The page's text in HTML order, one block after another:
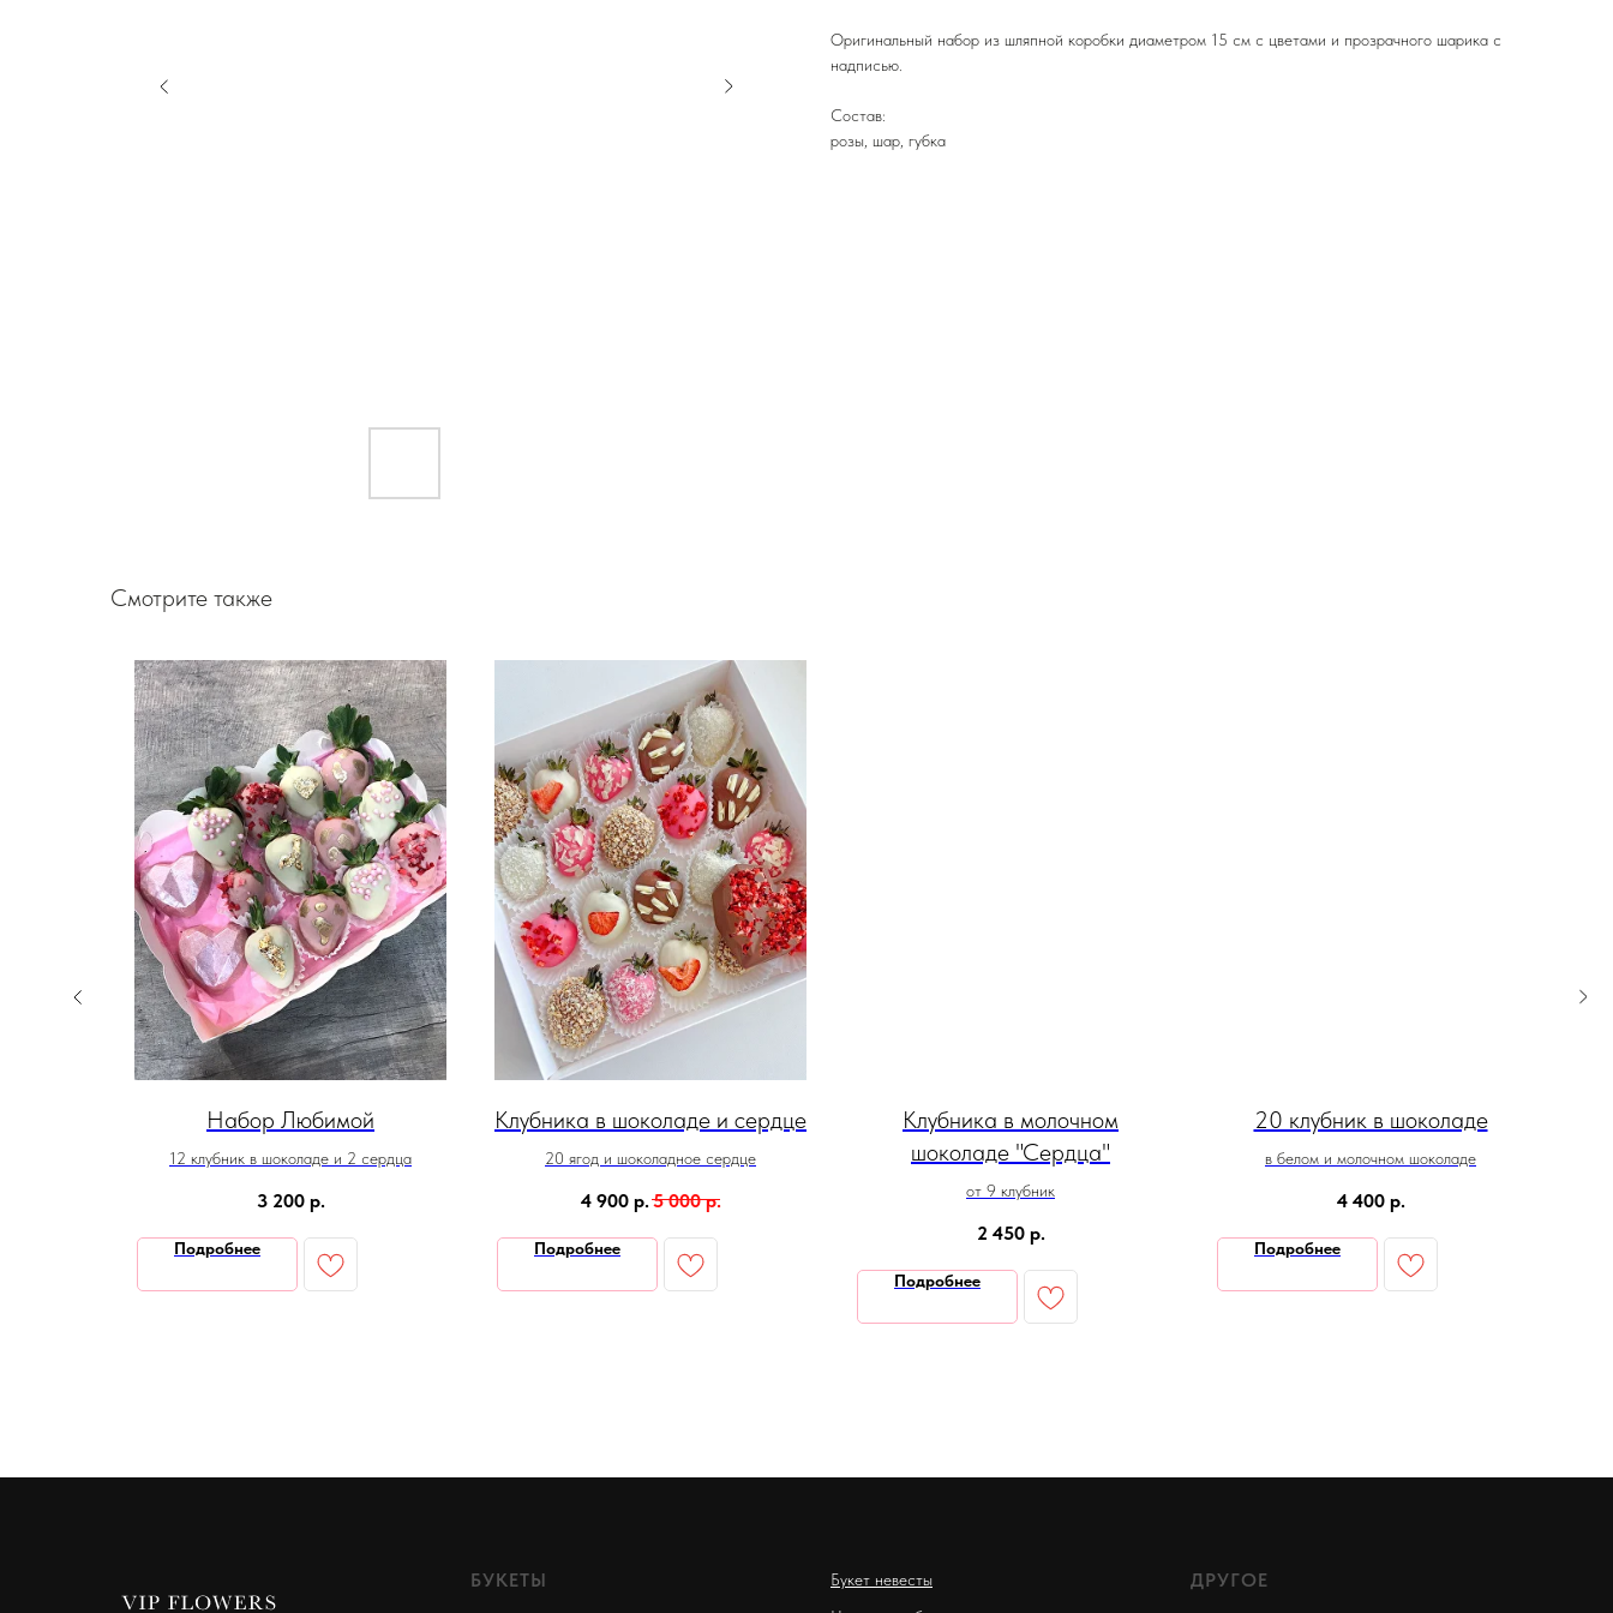
Оригинальный набор из шляпной коробки диаметром 15 см с цветами и прозрачного шарика с
надписью.
Состав:
розы, шар, губка
Смотрите также
Набор Любимой
12 клубник в шоколаде и 2 сердца
3 200 р.
Подробнее
Клубника в шоколаде и сердце
20 ягод и шоколадное сердце
4 900 р.5 000 р.
Подробнее
Клубника в молочном
шоколаде "Сердца"
от 9 клубник
2 450 р.
Подробнее
20 клубник в шоколаде
в белом и молочном шоколаде
4 400 р.
Подробнее
БУКЕТЫ
Букет невесты
ДРУГОЕ